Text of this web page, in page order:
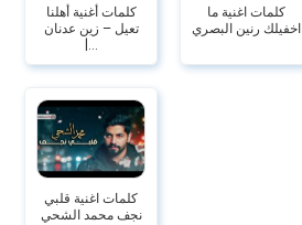
كلمات أغنية أهلنا
تعيل – زين عدنان
|...
كلمات اغنية ما
اخفيلك رنين البصري
كلمات اغنية قلبي
نجف محمد الشحي